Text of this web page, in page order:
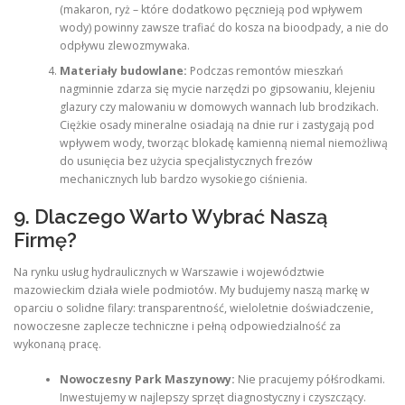
(makaron, ryż – które dodatkowo pęcznieją pod wpływem
wody) powinny zawsze trafiać do kosza na bioodpady, a nie do
odpływu zlewozmywaka.
Materiały budowlane: Podczas remontów mieszkań
nagminnie zdarza się mycie narzędzi po gipsowaniu, klejeniu
glazury czy malowaniu w domowych wannach lub brodzikach.
Ciężkie osady mineralne osiadają na dnie rur i zastygają pod
wpływem wody, tworząc blokadę kamienną niemal niemożliwą
do usunięcia bez użycia specjalistycznych frezów
mechanicznych lub bardzo wysokiego ciśnienia.
9. Dlaczego Warto Wybrać Naszą
Firmę?
Na rynku usług hydraulicznych w Warszawie i województwie
mazowieckim działa wiele podmiotów. My budujemy naszą markę w
oparciu o solidne filary: transparentność, wieloletnie doświadczenie,
nowoczesne zaplecze techniczne i pełną odpowiedzialność za
wykonaną pracę.
Nowoczesny Park Maszynowy: Nie pracujemy półśrodkami.
Inwestujemy w najlepszy sprzęt diagnostyczny i czyszczący.